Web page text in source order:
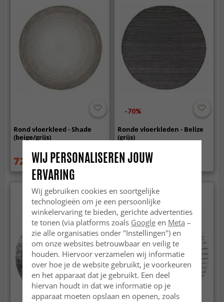
Rond vloerkleed - Shade
(beige/grijs)
72.99 € 169 €
-70%
Ronde vloerkleden - Belize
(grijs)
46.99 €
WIJ PERSONALISEREN JOUW
ERVARING
Wij gebruiken cookies en soortgelijke
technologieën om je een persoonlijke
winkelervaring te bieden, gerichte advertenties
te tonen (via platforms zoals Googleen Meta –
zie alle organisaties onder "Instellingen") en
om onze websites betrouwbaar en veilig te
houden. Hiervoor verzamelen wij informatie
over hoe je de website gebruikt, je voorkeuren
en het apparaat dat je gebruikt. Een deel
hiervan houdt in dat we informatie op je
apparaat moeten opslaan en openen, zoals